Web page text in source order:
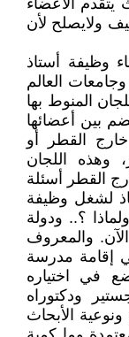
يتقدم الأعضاء
ولايصلح لأن
وظيفة أستاذ
العالم
المنوط بها
بين أعضائها
القطر أو
وهذه اللجان
القطر أسئلة
لشغل وظيفة
؟.. ودولة
والمعروف
إقامة مدرسة
في اختياره
ودكتوراه
الأبحاث